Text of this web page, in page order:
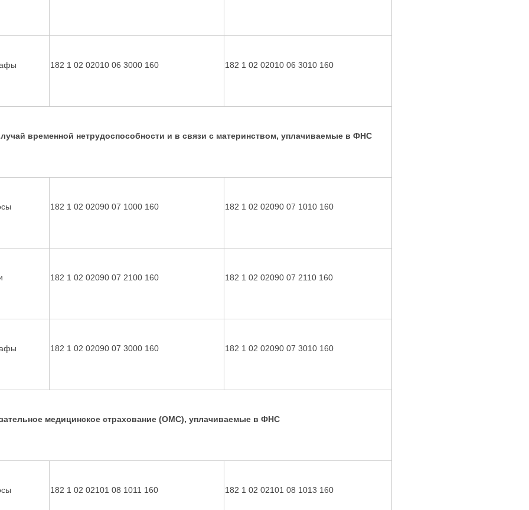
182 1 02 02010 06 3000 160 182 1 02 02010 06 3010 160
временной нетрудоспособности и в связи с материнством, уплачиваемые в ФНС
182 1 02 02090 07 1000 160 182 1 02 02090 07 1010 160
182 1 02 02090 07 2100 160 182 1 02 02090 07 2110 160
182 1 02 02090 07 3000 160 182 1 02 02090 07 3010 160
медицинское страхование (ОМС), уплачиваемые в ФНС
182 1 02 02101 08 1011 160 182 1 02 02101 08 1013 160